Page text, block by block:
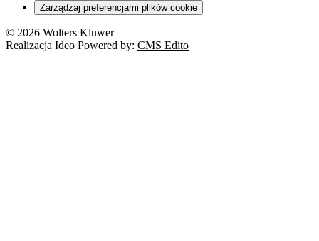
Zarządzaj preferencjami plików cookie
© 2026 Wolters Kluwer
Realizacja Ideo Powered by: CMS Edito